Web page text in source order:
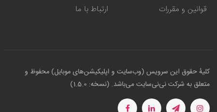
قوانین و مقررات ارتباط با ما
کلیهٔ حقوق این سرویس (وب‌سایت و اپلیکیشن‌های موبایل) محفوظ و
متعلق به شرکت نی‌نی‌سایت می‌باشد. (نسخه: 1.5.0)